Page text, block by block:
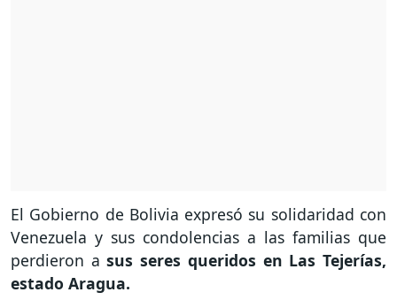
El Gobierno de Bolivia expresó su solidaridad con
Venezuela y sus condolencias a las familias que
perdieron a sus seres queridos en Las Tejerías,
estado Aragua.